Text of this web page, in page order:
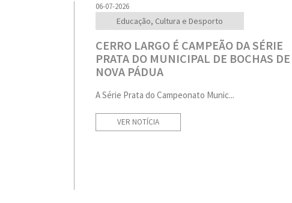
06-07-2026
Educação, Cultura e Desporto
CERRO LARGO É CAMPEÃO DA SÉRIE
PRATA DO MUNICIPAL DE BOCHAS DE
NOVA PÁDUA
A Série Prata do Campeonato Munic...
VER NOTÍCIA